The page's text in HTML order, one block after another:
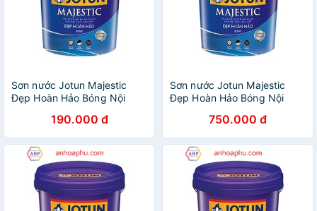
Sơn nước Jotun Majestic
Đẹp Hoàn Hảo Bóng Nội
190.000 đ
Sơn nước Jotun Majestic
Đẹp Hoàn Hảo Bóng Nội
750.000 đ